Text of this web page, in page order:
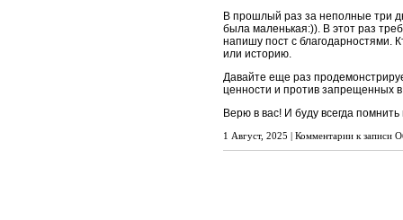
В прошлый раз за неполные три
была маленькая:)). В этот раз
напишу пост с благодарностями.
или историю.
Давайте еще раз
ценности и против запрещенных
Верю в вас! И буду всегда
1 Август, 2025 | Комментарии к записи